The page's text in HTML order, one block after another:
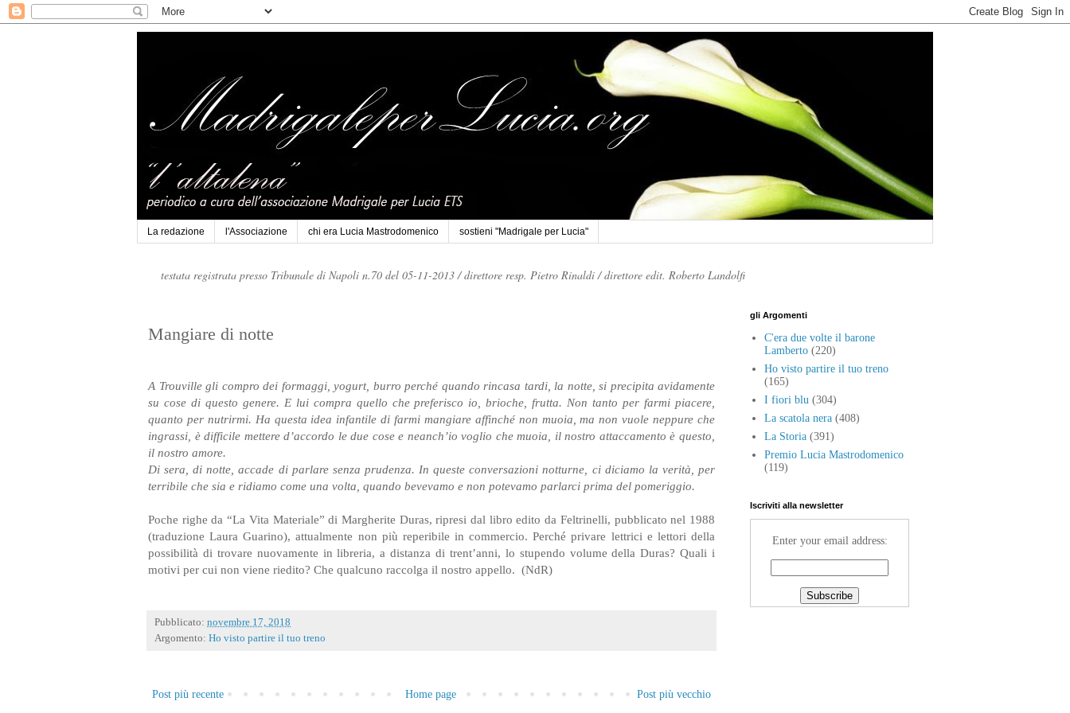
La redazione l'Associazione chi era Lucia Mastrodomenico sostieni "Madrigale per Lucia"
testata registrata presso Tribunale di Napoli n.70 del 05-11-2013 /direttore resp. Pietro Rinaldi /direttore edit. Roberto Landolfi
Mangiare di notte
A Trouville gli compro dei formaggi, yogurt, burro perché quando rincasa tardi, la notte, si precipita avidamente
su cose di questo genere. E lui compra quello che preferisco io, brioche, frutta. Non tanto per farmi piacere,
quanto per nutrirmi. Ha questa idea infantile di farmi mangiare affinché non muoia, ma non vuole neppure che
ingrassi, è difficile mettere d’accordo le due cose e neanch’io voglio che muoia, il nostro attaccamento è questo,
il nostro amore.
Di sera, di notte, accade di parlare senza prudenza. In queste conversazioni notturne, ci diciamo la verità, per
terribile che sia e ridiamo come una volta, quando bevevamo e non potevamo parlarci prima del pomeriggio.
Poche righe da “La Vita Materiale” di Margherite Duras, ripresi dal libro edito da Feltrinelli, pubblicato nel 1988
(traduzione Laura Guarino), attualmente non più reperibile in commercio. Perché privare lettrici e lettori della
possibilità di trovare nuovamente in libreria, a distanza di trent’anni, lo stupendo volume della Duras? Quali i
motivi per cui non viene riedito? Che qualcuno raccolga il nostro appello. (NdR)
Pubblicato: novembre 17, 2018
Argomento: Ho visto partire il tuo treno
Post più recente Post più vecchio
Home page
gli Argomenti
C'era due volte il barone
Lamberto (220)
Ho visto partire il tuo treno
(165)
I fiori blu (304)
La scatola nera (408)
La Storia (391)
Premio Lucia Mastrodomenico
(119)
Iscriviti alla newsletter
Enter your email address: